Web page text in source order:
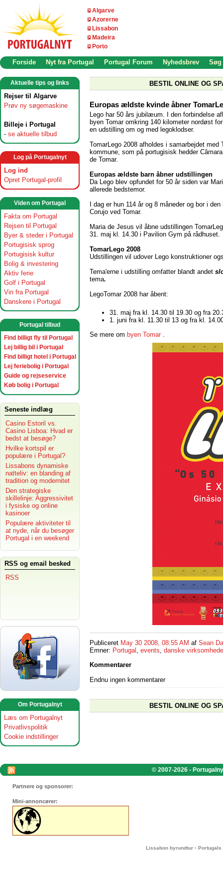
Algarve
Azorerne
Lissabon
Madeira
Porto
Forside Nyt fra Portugal Portugal Forum Nyhedsbrev Søg
Aktuelle tips og links
Rejser til Algarve
Prøv ny søgemaskine
Billeje i Portugal
- se aktuelle tilbud
Log på Portugalnyt
Log ind
Opret Portugal-profil
Viden om Portugal
Fakta om Portugal
Rejsen til Portugal
Byer & steder i Portugal
Portugisisk sprog
Portugisisk kultur
Bolig & investering
Aktiv ferie
Golf i Portugal
Vin fra Portugal
Danskere i Portugal
Portugal tilbud
Find billigt fly til Portugal
Lej billig bil i Portugal
Find billigt hotel i Portugal
Lej feriebolig i Portugal
Guide og rejseservice
Køb bolig i Portugal
Seneste indlæg
Casino Estoril vs.
Casino Lisboa: Hvad er
bedst at besøge?
Hvilke kortspil er
populære i Portugal?
Lissabons dynamiske
natteliv: en blanding af
tradition og modernitet
Den strategiske
skillelinje: Aggressivitet
i fysiske og online
kasinoer
Populære aktiviteter til
at nyde, når du besøger
Portugal i en weekend
RSS og email besked
RSS
Om Portugalnyt
Læs om Portugalnyt
Privatlivspolitik
Cookie indstillinger
BESTIL ONLINE OG
Europas ældste kvinde åbner
Lego har 50 års jubilæum. I den forbindelse
byen Tomar omkring 140 kilometer nordøst
en udstilling om og med legoklodser.
TomarLego 2008 afholdes i samarbejdet med
kommune, som på portugisisk hedder
de Tomar.
Europas ældste barn åbner udstillingen
Da Lego blev opfundet for 50 år siden var
allerede bedstemor.
I dag er hun 114 år og 8 måneder og bor i den
Corujo ved Tomar.
Maria de Jesus vil åbne udstillingen
31. maj kl. 14.30 i Pavilion Gym på rådhuset.
TomarLego 2008
Udstillingen vil udover Lego konstruktioner
Tema'erne i udstilling omfatter blandt andet
tema.
LegoTomar 2008 har åbent:
31. maj fra kl. 14.30 til 19.30 og fra
1. juni fra kl. 11.30 til 13 og fra kl.
Se mere om byen Tomar
Publiceret May 30 2008, 08:55 AM af Sean
Emner: Portugal , events, danske
Kommentarer
Endnu ingen kommentarer
BESTIL ONLINE OG
© 2007-2026 -
Partnere og sponsorer:
Mini-annoncører:
Lissabon byrundtur - Portugals